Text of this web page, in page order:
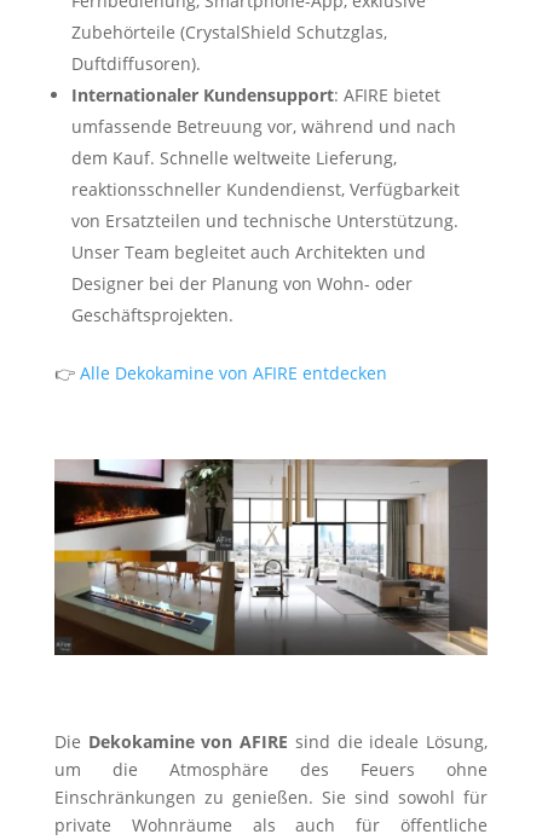
Zubehörteile (CrystalShield Schutzglas,
Duftdiffusoren).
Internationaler Kundensupport: AFIRE bietet
umfassende Betreuung vor, während und nach
dem Kauf. Schnelle weltweite Lieferung,
reaktionsschneller Kundendienst, Verfügbarkeit
von Ersatzteilen und technische Unterstützung.
Unser Team begleitet auch Architekten und
Designer bei der Planung von Wohn- oder
Geschäftsprojekten.
👉 Alle Dekokamine von AFIRE entdecken
Die Dekokamine von AFIRE sind die ideale Lösung,
um die Atmosphäre des Feuers ohne
Einschränkungen zu genießen. Sie sind sowohl für
private Wohnräume als auch für öffentliche